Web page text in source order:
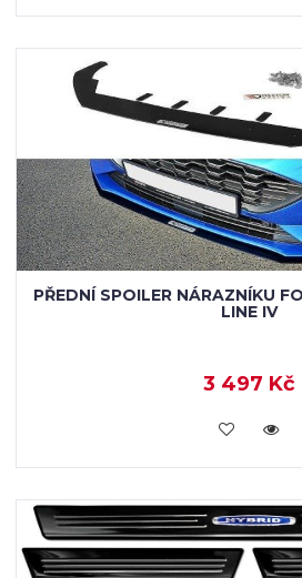
PŘEDNÍ SPOILER NÁRAZNÍKU
LINE IV
3 497 Kč
VLOŽIT DO